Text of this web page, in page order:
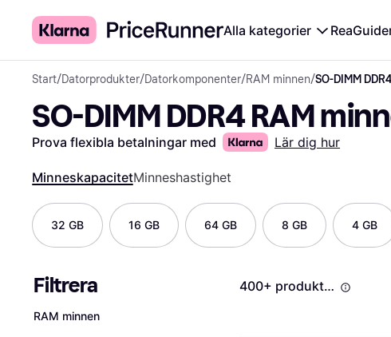
Alla kategorier Rea
Start/Datorprodukter/Datorkomponenter/RAM minnen/SO-DIMM
SO-DIMM DDR4 RAM
Prova flexibla betalningar med Lär dig hur
MinneskapacitetMinneshastighet
32 GB 16 GB 64 GB 8 GB 4 GB
Filtrera
RAM minnen
400+ produkter